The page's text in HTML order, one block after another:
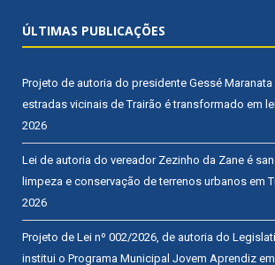
ÚLTIMAS PUBLICAÇÕES
Projeto de autoria do presidente Gessé
estradas vicinais de Trairão é transformado em
2026
Lei de autoria do vereador Zezinho da Zane é
limpeza e conservação de terrenos urbanos em
2026
Projeto de Lei nº 002/2026, de autoria do
institui o Programa Municipal Jovem Aprendiz